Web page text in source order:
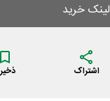
لینک خرید
اشتراک